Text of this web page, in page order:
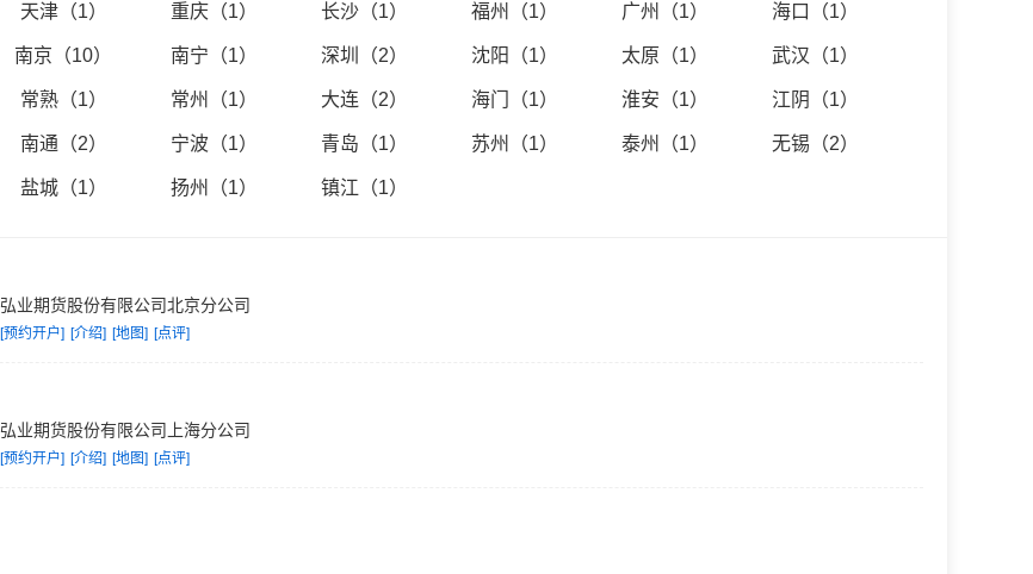
天津（1） 重庆（1） 长沙（1） 福州（1） 广州（1） 海口（1）
南京（10） 南宁（1） 深圳（2） 沈阳（1） 太原（1） 武汉（1）
常熟（1） 常州（1） 大连（2） 海门（1） 淮安（1） 江阴（1）
南通（2） 宁波（1） 青岛（1） 苏州（1） 泰州（1） 无锡（2）
盐城（1） 扬州（1） 镇江（1）
弘业期货股份有限公司北京分公司
[预约开户] [介绍] [地图] [点评]
弘业期货股份有限公司上海分公司
[预约开户] [介绍] [地图] [点评]